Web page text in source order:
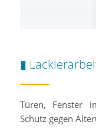
▮
Türen, Fenster
Schutz gegen